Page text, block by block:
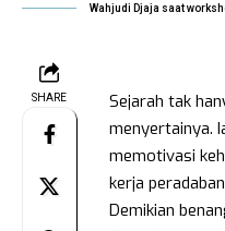
Wahjudi Djaja saat
SHARE
Sejarah tak
menyertainya.
memotivasi
kerja
Demikian